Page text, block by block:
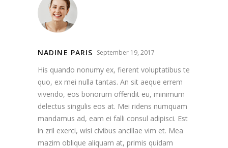
NADINE PARIS September 19, 2017
His quando nonumy ex, fierent voluptatibus te
quo, ex mei nulla tantas. An sit aeque errem
vivendo, eos bonorum offendit eu, minimum
delectus singulis eos at. Mei ridens numquam
mandamus ad, eam ei falli consul adipisci. Est
in zril exerci, wisi civibus ancillae vim et. Mea
mazim oblique aliquam at, primis quidam